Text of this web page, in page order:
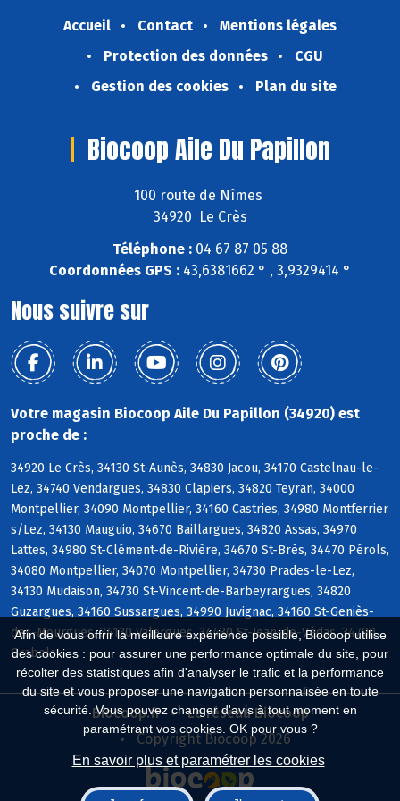
Afin de vous offrir la meilleure expérience possible, Biocoop utilise
des cookies : pour assurer une performance optimale du site, pour
récolter des statistiques afin d'analyser le trafic et la performance
du site et vous proposer une navigation personnalisée en toute
sécurité. Vous pouvez changer d'avis à tout moment en
paramétrant vos cookies. OK pour vous ?
En savoir plus et paramétrer les cookies
Accueil Contact
Mentions légales
Protection des données
CGU
Gestion des cookies
Plan du site
Biocoop Aile Du Papillon
100 route de Nîmes
34920 Le Crès
Téléphone : 04 67 87 05 88
Coordonnées GPS : 43,6381662 ° , 3,9329414 °
Nous suivre sur
Votre magasin Biocoop Aile Du Papillon (34920) est
proche de :
34920 Le Crès, 34130 St-Aunès, 34830 Jacou, 34170 Castelnau-le-
Lez, 34740 Vendargues, 34830 Clapiers, 34820 Teyran, 34000
Montpellier, 34090 Montpellier, 34160 Castries, 34980 Montferrier
s/Lez, 34130 Mauguio, 34670 Baillargues, 34820 Assas, 34970
Lattes, 34980 St-Clément-de-Rivière, 34670 St-Brès, 34470 Pérols,
34080 Montpellier, 34070 Montpellier, 34730 Prades-le-Lez,
34130 Mudaison, 34730 St-Vincent-de-Barbeyrargues, 34820
Guzargues, 34160 Sussargues, 34990 Juvignac, 34160 St-Geniès-
des-Mourgues, 34130 Valergues, 34430 St-Jean-de-Védas, 34790
Grabels
Biocoop.fr
Le réseau Biocoop
Copyright Biocoop 2026